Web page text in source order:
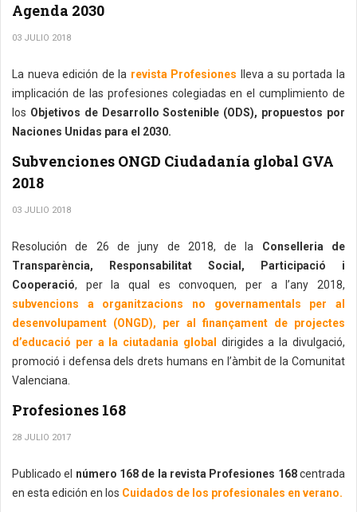
Agenda 2030
03 JULIO 2018
La nueva edición de la revista Profesiones lleva a su portada la
implicación de las profesiones colegiadas en el cumplimiento de
los Objetivos de Desarrollo Sostenible (ODS), propuestos por
Naciones Unidas para el 2030.
Subvenciones ONGD Ciudadanía global GVA
2018
03 JULIO 2018
Resolución de 26 de juny de 2018, de la Conselleria de
Transparència, Responsabilitat Social, Participació i
Cooperació, per la qual es convoquen, per a l’any 2018,
subvencions a organitzacions no governamentals per al
desenvolupament (ONGD), per al finançament de projectes
d’educació per a la ciutadania global dirigides a la divulgació,
promoció i defensa dels drets humans en l’àmbit de la Comunitat
Valenciana.
Profesiones 168
28 JULIO 2017
Publicado el número 168 de la revista Profesiones 168centrada
en esta edición en los Cuidados de los profesionales en verano.